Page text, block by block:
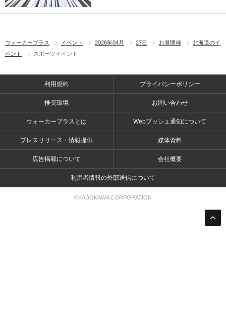
ウォーカープラス イベント 2026年04月 27日 お昼開催
北海道のイ
ベント
スポーツイベント
利用規約 プライバシーポリシー
推奨環境 お問い合わせ
ウォーカープラスとは Webプッシュ通知について
プレスリリース・情報提供 媒体資料
広告掲載について 会社概要
利用者情報の外部送信について
©KADOKAWA CORPORATION